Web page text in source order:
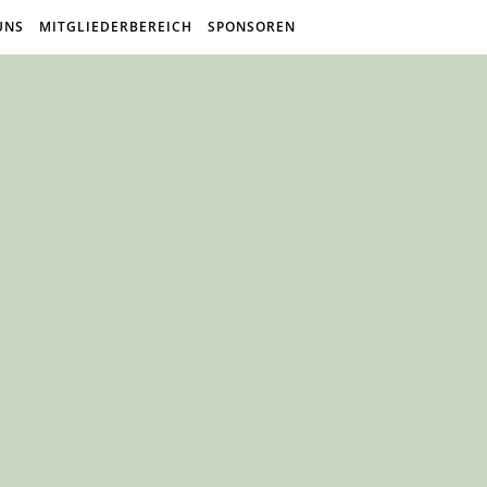
MITGLIEDERBEREICH SPONSOREN